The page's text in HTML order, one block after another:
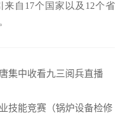
自17个国家以及12个省
集中收看九三阅兵直播
技能竞赛（锅炉设备检修